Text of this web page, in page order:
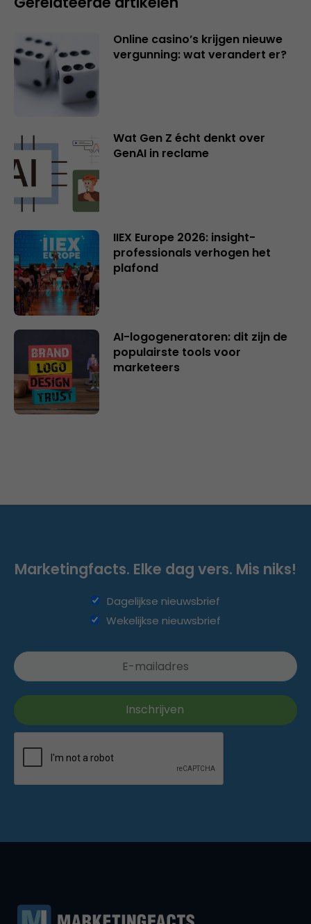
Online casino’s krijgen nieuwe
vergunning: wat verandert er?
Wat Gen Z écht denkt over
GenAI in reclame
IIEX Europe 2026: insight-
professionals verhogen het
plafond
AI-logogeneratoren: dit zijn de
populairste tools voor
marketeers
Marketingfacts. Elke dag vers. Mis niks!
Dagelijkse nieuwsbrief
Wekelijkse nieuwsbrief